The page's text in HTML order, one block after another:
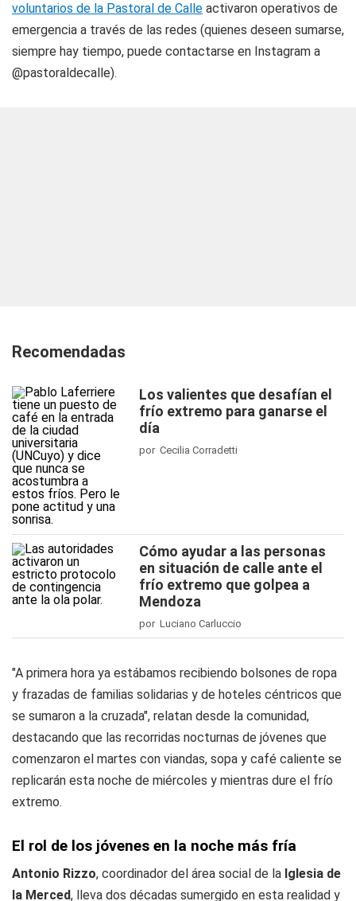
voluntarios de la Pastoral de Calle activaron operativos de
emergencia a través de las redes (quienes deseen sumarse,
siempre hay tiempo, puede contactarse en Instagram a
@pastoraldecalle).
Recomendadas
Los valientes que desafían el
frío extremo para ganarse el
día
por Cecilia Corradetti
Cómo ayudar a las personas
en situación de calle ante el
frío extremo que golpea a
Mendoza
por Luciano Carluccio
"A primera hora ya estábamos recibiendo bolsones de ropa
y frazadas de familias solidarias y de hoteles céntricos que
se sumaron a la cruzada", relatan desde la comunidad,
destacando que las recorridas nocturnas de jóvenes que
comenzaron el martes con viandas, sopa y café caliente se
replicarán esta noche de miércoles y mientras dure el frío
extremo.
El rol de los jóvenes en la noche más fría
Antonio Rizzo, coordinador del área social de la Iglesia de
la Merced, lleva dos décadas sumergido en esta realidad y